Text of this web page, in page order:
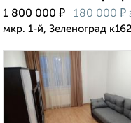
1 800 000 ₽ 180 000 ₽
мкр. 1-й, Зеленоград к162